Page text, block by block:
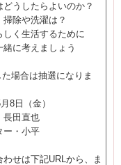
うしたらよいのか？
除や洗濯は？
く生活するために
に考えましょう
場合は抽選になりま
8日（金）
長田直也
ー・小平
せは下記URLから、ま